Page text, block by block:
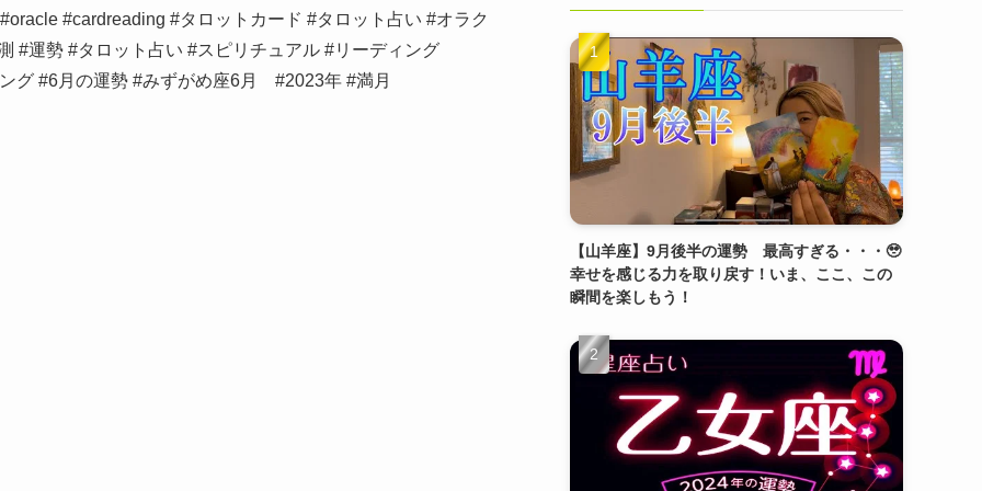
#cardreading #タロットカード #タロット占い #オラク
#運勢 #タロット占い #スピリチュアル #リーディング
グ #6月の運勢 #みずがめ座6月 #2023年 #満月
【山羊座】9月後半の運勢 最高すぎる・・・🥹
幸せを感じる力を取り戻す！いま、ここ、この
瞬間を楽しもう！